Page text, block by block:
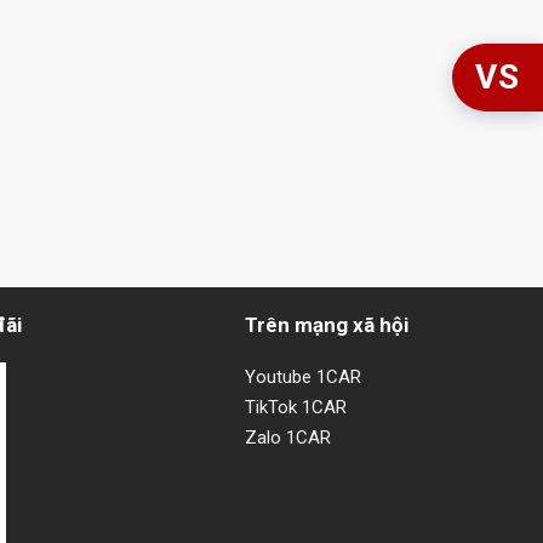
Trên mạng xã hội
Youtube 1CAR
TikTok 1CAR
Zalo 1CAR
VS